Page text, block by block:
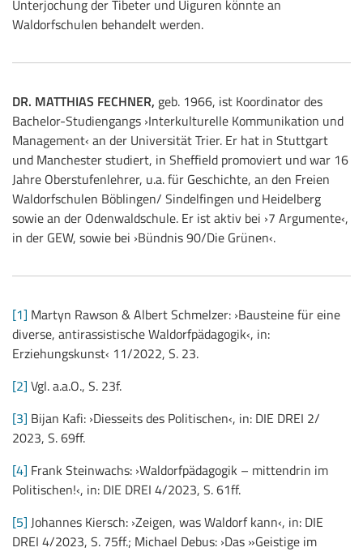
Unterjochung der Tibeter und Uiguren könnte an
Waldorfschulen behandelt werden.
DR. MATTHIAS FECHNER, geb. 1966, ist Koordinator des
Bachelor-Studiengangs ›Interkulturelle Kommunikation und
Management‹ an der Universität Trier. Er hat in Stuttgart
und Manchester studiert, in Sheffield promoviert und war 16
Jahre Oberstufenlehrer, u.a. für Geschichte, an den Freien
Waldorfschulen Böblingen/ Sindelfingen und Heidelberg
sowie an der Odenwaldschule. Er ist aktiv bei ›7 Argumente‹,
in der GEW, sowie bei ›Bündnis 90/Die Grünen‹.
[1] Martyn Rawson & Albert Schmelzer: ›Bausteine für eine
diverse, antirassistische Waldorfpädagogik‹, in:
Erziehungskunst‹ 11/2022, S. 23.
[2] Vgl. a.a.O., S. 23f.
[3] Bijan Kafi: ›Diesseits des Politischen‹, in: DIE DREI 2/
2023, S. 69ff.
[4] Frank Steinwachs: ›Waldorfpädagogik – mittendrin im
Politischen!‹, in: DIE DREI 4/2023, S. 61ff.
[5] Johannes Kiersch: ›Zeigen, was Waldorf kann‹, in: DIE
DREI 4/2023, S. 75ff.; Michael Debus: ›Das »Geistige im